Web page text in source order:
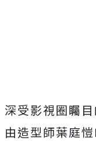
深受影視圈矚
由造型師葉庭愷